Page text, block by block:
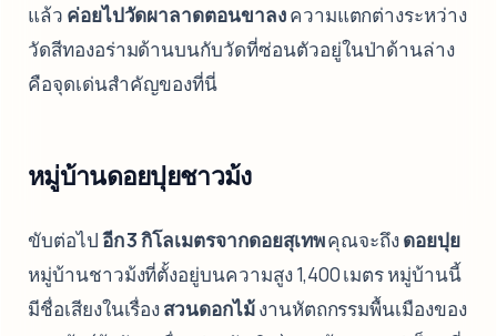
แล้ว ค่อยไปวัดผาลาดตอนขาลงความแตกต่างระหว่าง
วัดสีทองอร่ามด้านบนกับวัดที่ซ่อนตัวอยู่ในป่าด้านล่าง
คือจุดเด่นสำคัญของที่นี่
หมู่บ้านดอยปุยชาวม้ง
ขับต่อไปอีก 3 กิโลเมตรจากดอยสุเทพคุณจะถึงดอยปุย
หมู่บ้านชาวม้งที่ตั้งอยู่บนความสูง 1,400 เมตร หมู่บ้านนี้
มีชื่อเสียงในเรื่องสวนดอกไม้งานหัตถกรรมพื้นเมืองของ